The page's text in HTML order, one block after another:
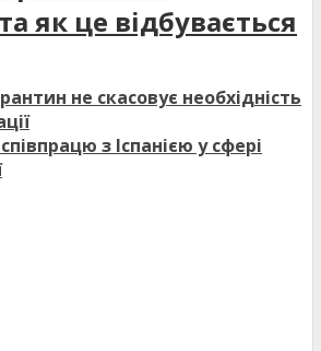
як це відбувається
не скасовує необхідність
з Іспанією у сфері